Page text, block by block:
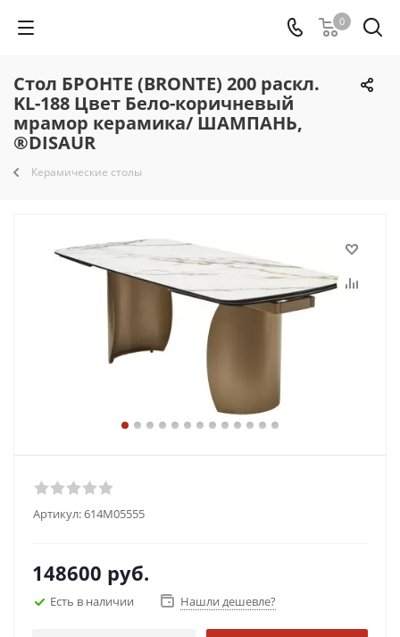
0
Стол БРОНТЕ (BRONTE) 200 раскл.
KL-188 Цвет Бело-коричневый
мрамор керамика/ ШАМПАНЬ,
®DISAUR
Керамические столы
Артикул:614M05555
148600 руб.
Есть в наличии Нашли дешевле?